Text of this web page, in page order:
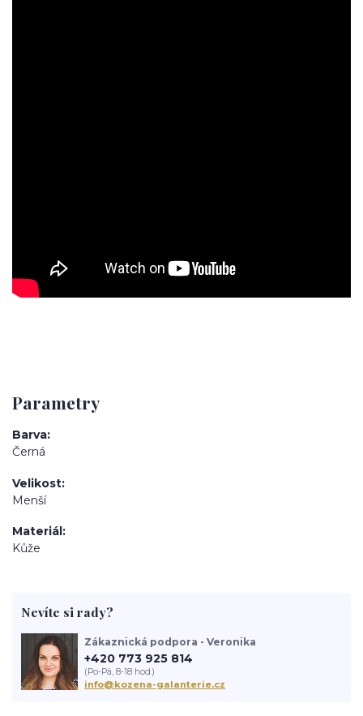
Parametry
Barva
Černá
Velikost
Menší
Materiál
Kůže
Nevíte si rady?
Zákaznická podpora - Veronika
+420 773 925 814
(Po-Pá, 8-18 hod.)
info@kozena-galanterie.cz